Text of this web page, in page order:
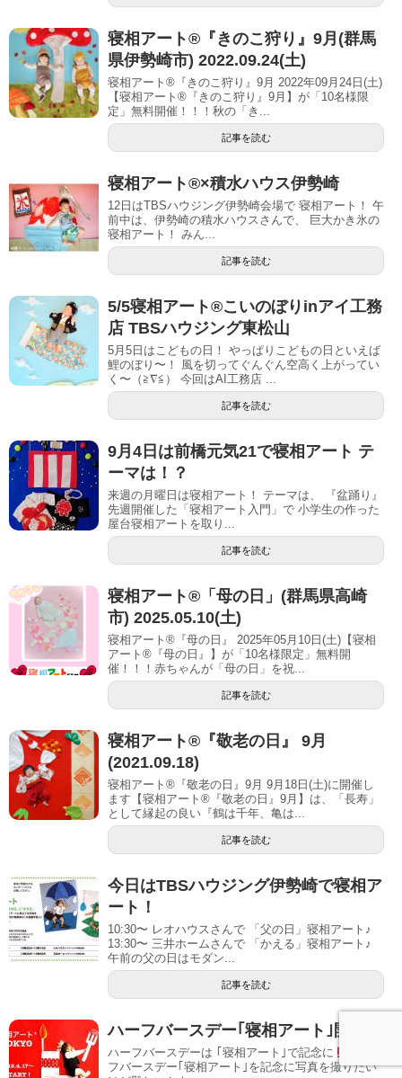
寝相アート®︎『きのこ狩り』9月(群馬
県伊勢崎市) 2022.09.24(土)
寝相アート®『きのこ狩り』9月 2022年09月24日(土)
【寝相アート®︎『きのこ狩り』9月】が「10名様限
定」無料開催！！！秋の「き...
記事を読む
寝相アート®︎×積水ハウス伊勢崎
12日はTBSハウジング伊勢崎会場で 寝相アート！ 午
前中は、伊勢崎の積水ハウスさんで、 巨大かき氷の
寝相アート！ みん...
記事を読む
5/5寝相アート®︎こいのぼりinアイ 工務
店 TBSハウジング東松山
5月5日はこどもの日！ やっぱりこどもの日といえば
鯉のぼり〜！ 風を切ってぐんぐん空高く上がってい
く〜（≧∇≦） 今回はAI工務店 ...
記事を読む
9月4日は前橋元気21で寝相アート テ
ーマは！？
​​ 来週の月曜日は寝相アート！ テーマは、 『盆踊り』
先週開催した「寝相アート入門」で 小学生の作った
屋台寝相アートを取り...
記事を読む
寝相アート®「母の日」(群馬県高崎
市) 2025.05.10(土)
寝相アート®『母の日』 2025年05月10日(土)【寝相
アート®︎『母の日』】が「10名様限定」無料開
催！！！赤ちゃんが「母の日」を祝...
記事を読む
寝相アート®︎『敬老の日』 9月
(2021.09.18)
寝相アート®『敬老の日』9月 9月18日(土)に開催し
ます【寝相アート®︎『敬老の日』9月】は、「長寿」
として縁起の良い『鶴は千年、亀は...
記事を読む
今日はTBSハウジング伊勢崎で寝相ア
ート！
10:30〜 レオハウスさんで 「父の日」寝相アート♪
13:30〜 三井ホームさんで 「かえる」寝相アート♪
午前の父の日はモダン...
記事を読む
ハーフバースデー｢寝相アート｣開催！
ハーフバースデーは ｢寝相アート｣で記念に
フバースデー｢寝相アート｣を記念に写真を撮りたい